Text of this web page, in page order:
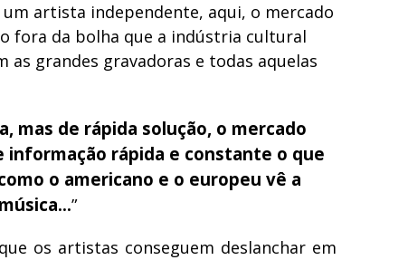
artista independente, aqui, o mercado
fora da bolha que a indústria cultural
grandes gravadoras e todas aquelas
mas de rápida solução, o mercado
informação rápida e constante o que
o americano e o europeu vê a
música…”
os artistas conseguem deslanchar em